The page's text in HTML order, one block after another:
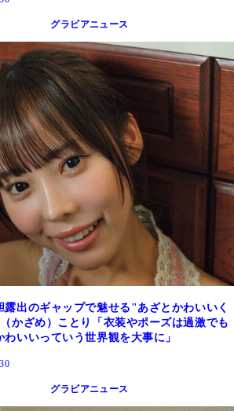
グラビアニュース
露出のギャップで魅せる"あざとかわいいく
かざめ）ことり「衣装やポーズは過激でも
いいっていう世界観を大事に」
グラビアニュース